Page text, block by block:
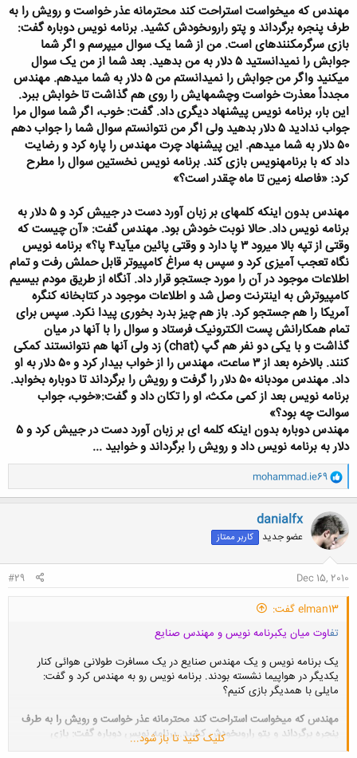
مهندس که میخواست استراحت کند محترمانه عذر خواست و رویش را به
طرف پنجره برگرداند و پتو راروىخودش کشید. برنامه نویس دوباره گفت:
بازى سرگرمکنندهاى است. من از شما یک سوالمیپرسم و اگر شما
جوابش را نمیدانستید ۵دلار به من بدهید. بعد شما از من یک سوال
میکنید واگر من جوابش را نمیدانستم من۵دلار به شما میدهم. مهندس
مجدداً معذرت خواست وچشمهایش را روى هم گذاشت تا خوابش ببرد.
این بار، برنامه نویس پیشنهاد دیگرى داد. گفت: خوب، اگر شما سوال مرا
جواب ندادید ۵دلار بدهید ولى اگر من نتوانستم سوال شما را جوابدهم
٥٠ دلار به شما میدهم. این پیشنهاد چرت مهندس را پاره کرد و رضایت
داد که با برنامهنویس بازى کند. برنامه نویس نخستین سوال را مطرح
کرد: «فاصله زمین تا ماه چقدر است؟»
مهندس بدون اینکه کلمهاى بر زبان آورد دست در جیبش کرد و۵دلار به
برنامه نویس داد. حالانوبت خودش بود. مهندس گفت: «آن چیست که
وقتى از تپه بالا میرود۳پا دارد و وقتى پائینمیآید۴پا؟» برنامه نویس
نگاه تعجب آمیزى کرد و سپس به سراغ کامپیوتر قابل حملش رفت وتمام
اطلاعات موجود در آن را مورد جستجو قرار داد. آنگاه از طریق مودم بیسیم
کامپیوترش به اینترنت وصل شد و اطلاعات موجود در کتابخانه کنگره
آمریکا را هم جستجو کرد. باز هم چیز بدردبخورى پیدا نکرد. سپس براى
تمام همکارانش پست الکترونیک فرستاد و سوال را با آنها در میان
گذاشت و با یکى دو نفر هم گپ(chat)
زد ولى آنها هم نتوانستند کمکى
کنند. بالاخره بعد از۳
ساعت، مهندس را از خواب بیدار کرد و ٥٠ دلار به او
داد. مهندس مودبانه ٥٠ دلار را گرفت و
رویش را برگرداند تا دوباره بخوابد.
برنامه نویس بعد از کمى مکث، او را تکان داد و گفت:
«خوب، جواب
سوالت چه بود؟»
مهندس دوباره بدون اینکه کلمه اى بر زبان آورد دست در جیبشکرد و۵
دلار به برنامه نویس داد و رویش را برگرداند و خوابید ...
و
ا
ک
ن
ش
ه
ا
mohammad.ie69
danialfx
عضو جدید کاربر ممتاز
Dec 15, 2010
#29
elman13 گفت:
تفاوت میان یکبرنامه نویس و مهندس صنایع
یک برنامه نویس و یک مهندس صنایع در یک مسافرت طولانى هوائى کنار
یکدیگر در هواپیما نشسته بودند. برنامه نویس رو به مهندس کرد و گفت:
مایلى با همدیگر بازى کنیم؟
مهندس که میخواست استراحت کند محترمانه عذر خواست و رویش را به طرف
پنجره برگرداند و پتو راروىخودش کشید. برنامه نویس دوباره گفت: بازى
سرگرمکنندهاى است. من از شما یک سوال میپرسم و اگر شما جوابش را
کلیک کنید تا باز شود...